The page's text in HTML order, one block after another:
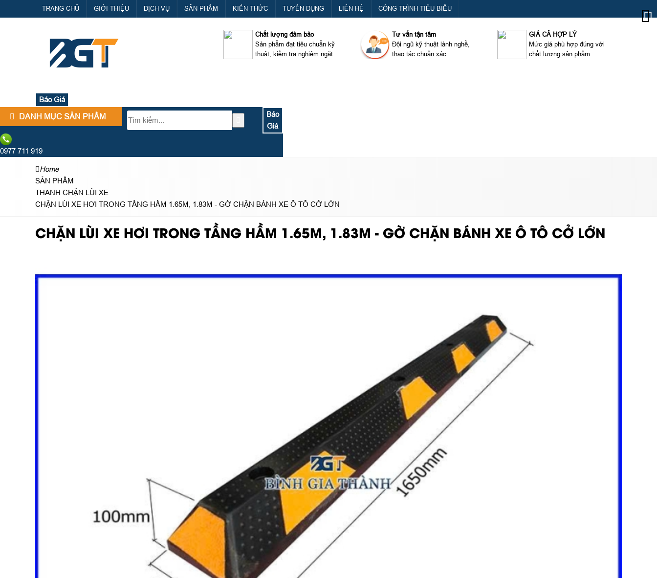
TRANG CHỦ GIỚI THIỆU DỊCH VỤ SẢN PHẨM KIẾN THỨC TUYỂN DỤNG LIÊN HỆ CÔNG TRÌNH TIÊU BIỂU
Báo Giá
Chất lượng đảm bảo
Sản phẩm đạt tiêu chuẩn kỹ
thuật, kiểm tra nghiêm ngặt
Tư vấn tận tâm
Đội ngũ kỹ thuật lành nghề,
thao tác chuẩn xác.
GIÁ CẢ HỢP LÝ
Mức giá phù hợp đúng với
chất lượng sản phẩm
DANH MỤC SẢN PHẨM
Báo
Giá
0977 711 919
Home
SẢN PHẨM
THANH CHẶN LÙI XE
CHẶN LÙI XE HƠI TRONG TẦNG HẦM 1.65M, 1.83M - GỜ CHẶN BÁNH XE Ô TÔ CỞ LỚN
CHẶN LÙI XE HƠI TRONG TẦNG HẦM 1.65M, 1.83M - GỜ CHẶN BÁNH XE Ô TÔ CỞ LỚN